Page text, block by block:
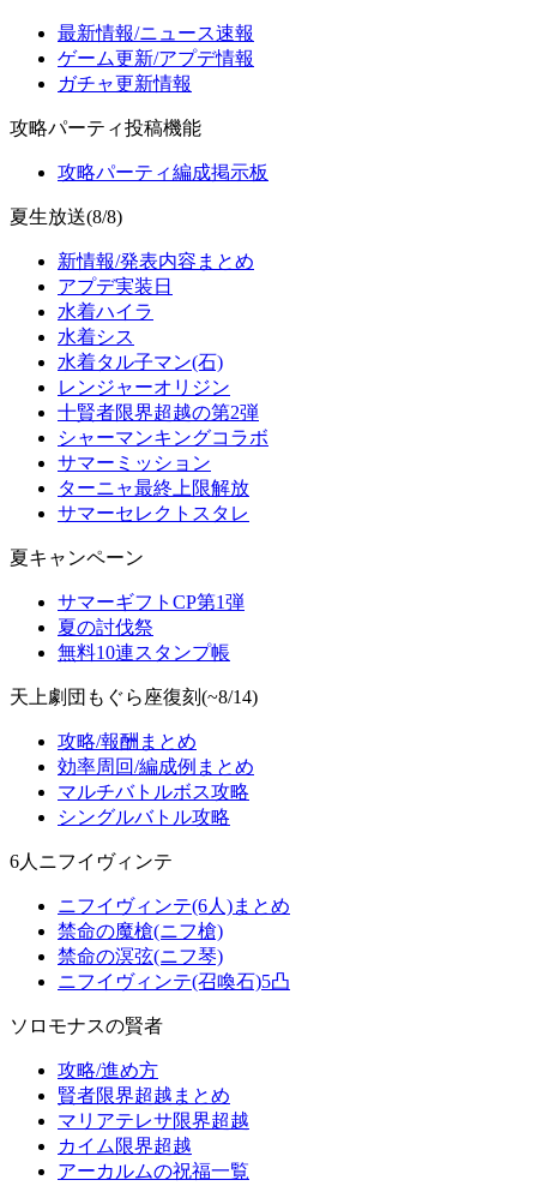
最新情報/ニュース速報
ゲーム更新/アプデ情報
ガチャ更新情報
攻略パーティ投稿機能
攻略パーティ編成掲示板
夏生放送(8/8)
新情報/発表内容まとめ
アプデ実装日
水着ハイラ
水着シス
水着タル子マン(石)
レンジャーオリジン
十賢者限界超越の第2弾
シャーマンキングコラボ
サマーミッション
ターニャ最終上限解放
サマーセレクトスタレ
夏キャンペーン
サマーギフトCP第1弾
夏の討伐祭
無料10連スタンプ帳
天上劇団もぐら座復刻(~8/14)
攻略/報酬まとめ
効率周回/編成例まとめ
マルチバトルボス攻略
シングルバトル攻略
6人ニフイヴィンテ
ニフイヴィンテ(6人)まとめ
禁命の魔槍(ニフ槍)
禁命の溟弦(ニフ琴)
ニフイヴィンテ(召喚石)5凸
ソロモナスの賢者
攻略/進め方
賢者限界超越まとめ
マリアテレサ限界超越
カイム限界超越
アーカルムの祝福一覧